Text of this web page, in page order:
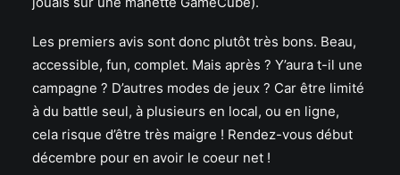
Les premiers avis sont donc plutôt très bons. Beau,
accessible, fun, complet. Mais après ? Y’aura t-il une
campagne ? D’autres modes de jeux ? Car être limité
à du battle seul, à plusieurs en local, ou en ligne,
cela risque d’être très maigre ! Rendez-vous début
décembre pour en avoir le coeur net !